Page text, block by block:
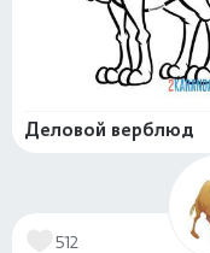
Деловой верблюд
512